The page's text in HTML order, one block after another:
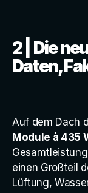
2 | Die
Daten,
Auf dem Dach
Module à 435
einen Großteil
Lüftung,